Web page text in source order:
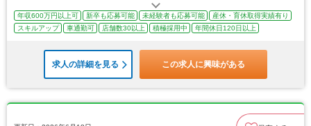
年収600万円以上可 新卒も応募可能 未経験者も応募可能
産休・育休取得実績有り
スキルアップ
車通勤可 店舗数30以上 積極採用中 年間休日120日以上
求人の詳細を見る この求人に興味がある